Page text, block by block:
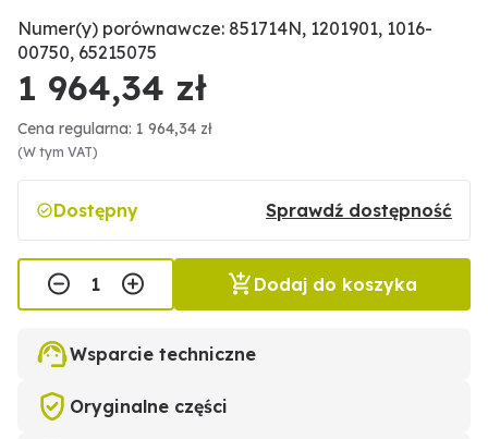
Numer(y) porównawcze: 851714N, 1201901, 1016-
00750, 65215075
1 964,34 zł
Cena regularna: 1 964,34 zł
(W tym VAT)
Dostępny Sprawdź dostępność
Dodaj do koszyka
Wsparcie techniczne
Oryginalne części